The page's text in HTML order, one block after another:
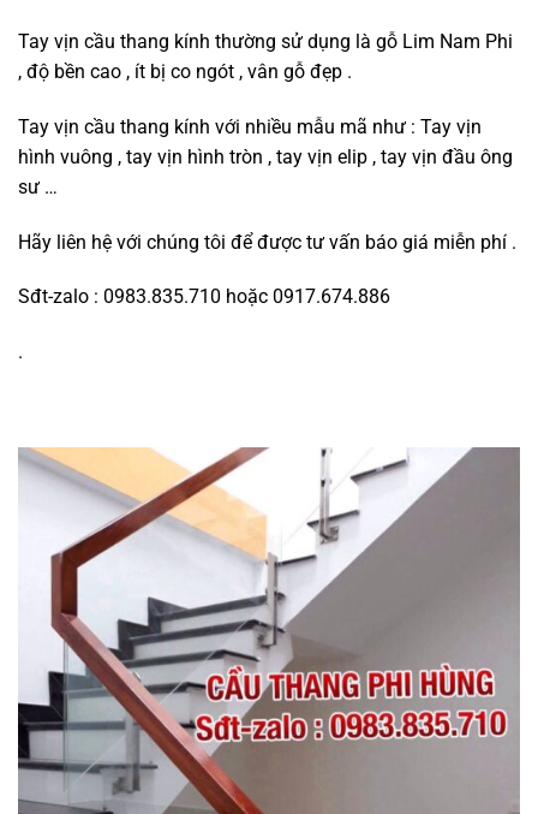
Tay vịn cầu thang kính thường sử dụng là gỗ Lim Nam Phi
, độ bền cao , ít bị co ngót , vân gỗ đẹp .
Tay vịn cầu thang kính với nhiều mẫu mã như : Tay vịn
hình vuông , tay vịn hình tròn , tay vịn elip , tay vịn đầu ông
sư …
Hãy liên hệ với chúng tôi để được tư vấn báo giá miễn phí .
Sđt-zalo : 0983.835.710 hoặc 0917.674.886
.